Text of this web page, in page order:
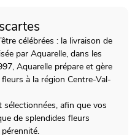
célébrées : la livraison de
par Aquarelle, dans les
Aquarelle prépare et gère
à la région Centre-Val-
afin que vos
de splendides fleurs